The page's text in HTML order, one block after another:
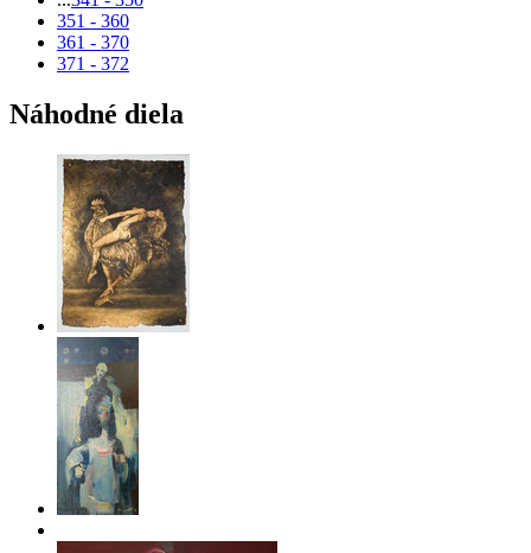
351 - 360
361 - 370
371 - 372
Náhodné diela